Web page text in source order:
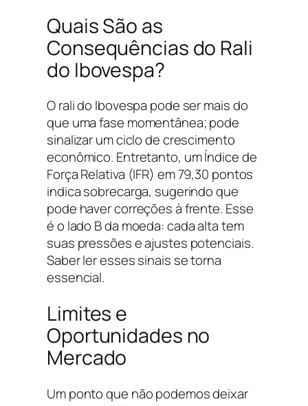
Quais São as
Consequências do Rali
do Ibovespa?
O rali do Ibovespa pode ser mais do
que uma fase momentânea; pode
sinalizar um ciclo de crescimento
econômico. Entretanto, um Índice de
Força Relativa (IFR) em 79,30 pontos
indica sobrecarga, sugerindo que
pode haver correções à frente. Esse
é o lado B da moeda: cada alta tem
suas pressões e ajustes potenciais.
Saber ler esses sinais se torna
essencial.
Limites e
Oportunidades no
Mercado
Um ponto que não podemos deixar